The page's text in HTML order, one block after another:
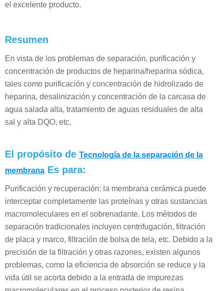
el excelente producto.
Resumen
En vista de los problemas de separación, purificación y
concentración de productos de heparina/heparina sódica,
tales como purificación y concentración de hidrolizado de
heparina, desalinización y concentración de la carcasa de
agua salada alta, tratamiento de aguas residuales de alta
sal y alta DQO, etc.
El propósito de Tecnología de la separación de la
membrana Es para:
Purificación y recuperación: la membrana cerámica puede
interceptar completamente las proteínas y otras sustancias
macromoleculares en el sobrenadante. Los métodos de
separación tradicionales incluyen centrifugación, filtración
de placa y marco, filtración de bolsa de tela, etc. Debido a la
precisión de la filtración y otras razones, existen algunos
problemas, como la eficiencia de absorción se reduce y la
vida útil se acorta debido a la entrada de impurezas